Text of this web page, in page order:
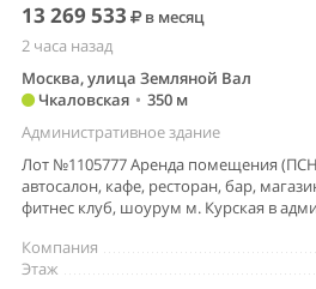
13 269 533
в месяц
2 часа назад
Москва, улица Земляной Вал
Чкаловская • 350 м
Административное здание
Лот №1105777 Аренда помещения
автосалон, кафе, ресторан, бар,
фитнес клуб, шоурум м. Курская в
Компания
Этаж